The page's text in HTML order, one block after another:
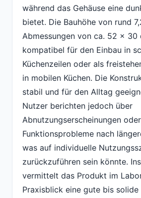
während das Gehäuse eine
bietet. Die Bauhöhe von rund
Abmessungen von ca. 52 x 30
kompatibel für den Einbau in
Küchenzeilen oder als
in mobilen Küchen. Die
stabil und für den Alltag
Nutzer berichten jedoch über
Abnutzungserscheinungen oder
Funktionsprobleme nach
was auf individuelle
zurückzuführen sein könnte.
vermittelt das Produkt im
Praxisblick eine gute bis solide